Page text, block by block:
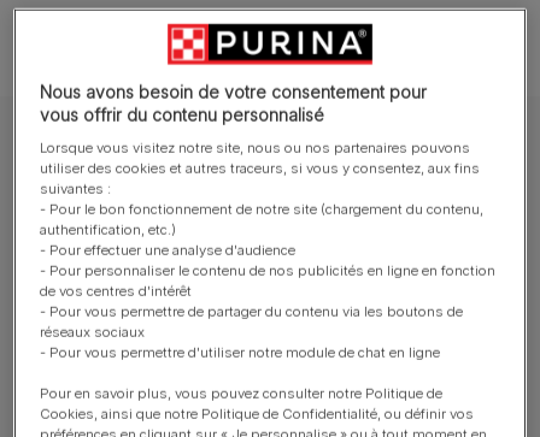
PURINA® ONE® Protein Extra, élaboré avec du saumon sélectionné -
croquettes pour chat
PURINA® ONE® Protein Extra, élaboré avec
du saumon sélectionné - croquettes pour
chat
Rédiger un avis
Nouveau
Tailles
650g / 900g (Disponibilités variables selon
Nous avons besoin de votre consentement pour
vous offrir du contenu personnalisé
Lorsque vous visitez notre site, nous ou nos partenaires pouvons
utiliser des cookies et autres traceurs, si vous y consentez, aux fins
suivantes :
- Pour le bon fonctionnement de notre site (chargement du contenu,
authentification, etc.)
- Pour effectuer une analyse d'audience
- Pour personnaliser le contenu de nos publicités en ligne en fonction
de vos centres d'intérêt
- Pour vous permettre de partager du contenu via les boutons de
réseaux sociaux
- Pour vous permettre d'utiliser notre module de chat en ligne
Pour en savoir plus, vous pouvez consulter notre Politique de
Cookies, ainsi que notre Politique de Confidentialité, ou définir vos